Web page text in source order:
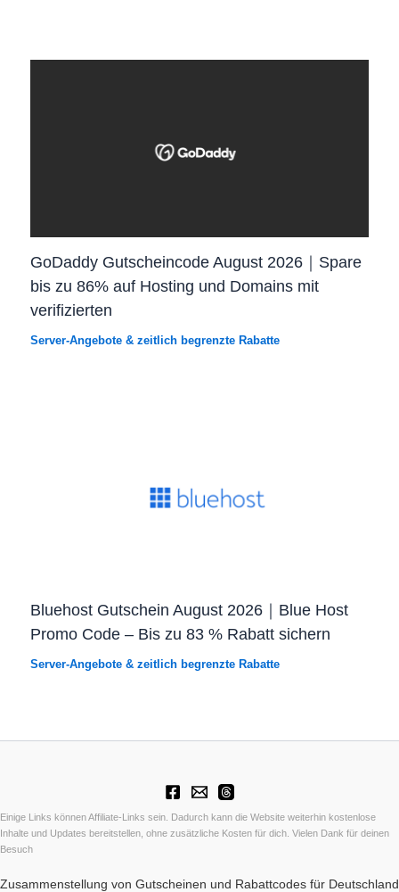
GoDaddy Gutscheincode August 2026｜Spare
bis zu 86% auf Hosting und Domains mit
verifizierten
Server-Angebote & zeitlich begrenzte Rabatte
Bluehost Gutschein August 2026｜Blue Host
Promo Code – Bis zu 83 % Rabatt sichern
Server-Angebote & zeitlich begrenzte Rabatte
Einige Links können Affiliate-Links sein. Dadurch kann die Website weiterhin kostenlose
Inhalte und Updates bereitstellen, ohne zusätzliche Kosten für dich. Vielen Dank für deinen
Besuch
Zusammenstellung von Gutscheinen und Rabattcodes für Deutschland